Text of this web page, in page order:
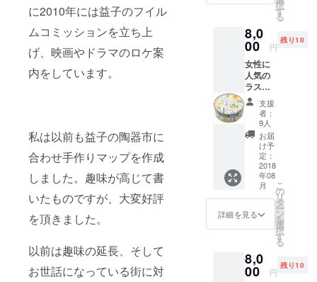
に2010年には益子のフイル
ムコミッションを立ち上
げ、映画やドラマのロケ案
内をしています。
私は以前も益子の陶器市に
合わせ手作りマップを作成
しました。趣味が高じて書
いたものですが、大変好評
を頂きました。
以前は趣味の延長、そして
お世話になっている街に対
目的に2010
年に益子の
フイルムコ
ミッション
を立ち上
げ、映画や
ドラマのロ
ケ案内をし
ています。
択
す
る
8,0
00 円
残り10
女性に
人気の
ラスク
です。
写真の
商品は
丸形の
箱です
が、四
角の箱
になる
事も有
ります
のでご
了承く
ださ
支援
者：
9人
お届
け予
定：
2018
年08
月
詳細を見る
こ
の
リ
タ
ー
ン
を
選
択
す
る
8,0
00 円
残り10